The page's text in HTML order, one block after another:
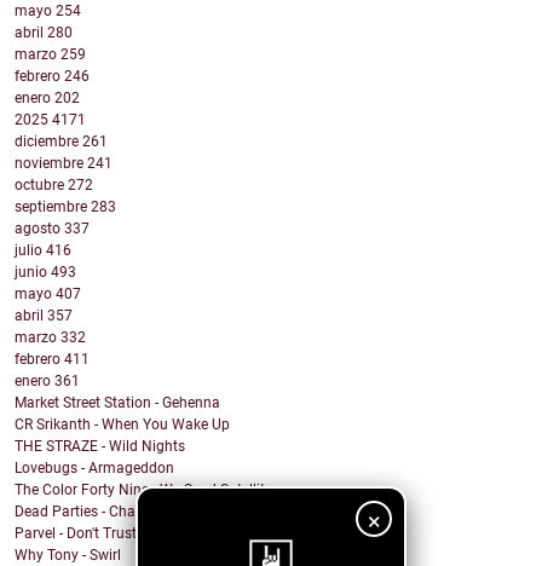
×
mayo 254
abril 280
marzo 259
febrero 246
enero 202
2025 4171
diciembre 261
noviembre 241
octubre 272
septiembre 283
agosto 337
julio 416
junio 493
mayo 407
abril 357
marzo 332
febrero 411
enero 361
Market Street Station - Gehenna
CR Srikanth - When You Wake Up
THE STRAZE - Wild Nights
Lovebugs - Armageddon
The Color Forty Nine - We Send Satellites
Dead Parties - Charles Manson
Parvel - Don't Trust The Sirens
Why Tony - Swirl